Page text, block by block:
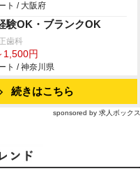
ト / 大阪府
験OK・ブランクOK
歯科
1,500円
ト / 神奈川県
続きはこちら
sponsored by 求人ボックス